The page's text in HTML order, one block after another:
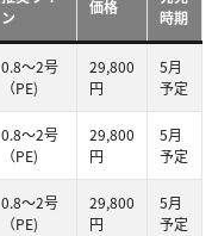
ン
価格
時期
0.8～2号
（PE)
29,800
円
5月
予定
0.8～2号
（PE)
29,800
円
5月
予定
0.8～2号
（PE)
29,800
円
5月
予定